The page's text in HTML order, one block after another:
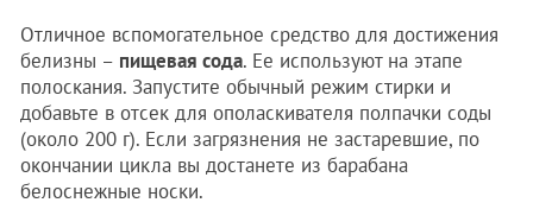
Отличное вспомогательное средство для достижения
белизны – пищевая сода. Ее используют на этапе
полоскания. Запустите обычный режим стирки и
добавьте в отсек для ополаскивателя полпачки соды
(около 200 г). Если загрязнения не застаревшие, по
окончании цикла вы достанете из барабана
белоснежные носки.